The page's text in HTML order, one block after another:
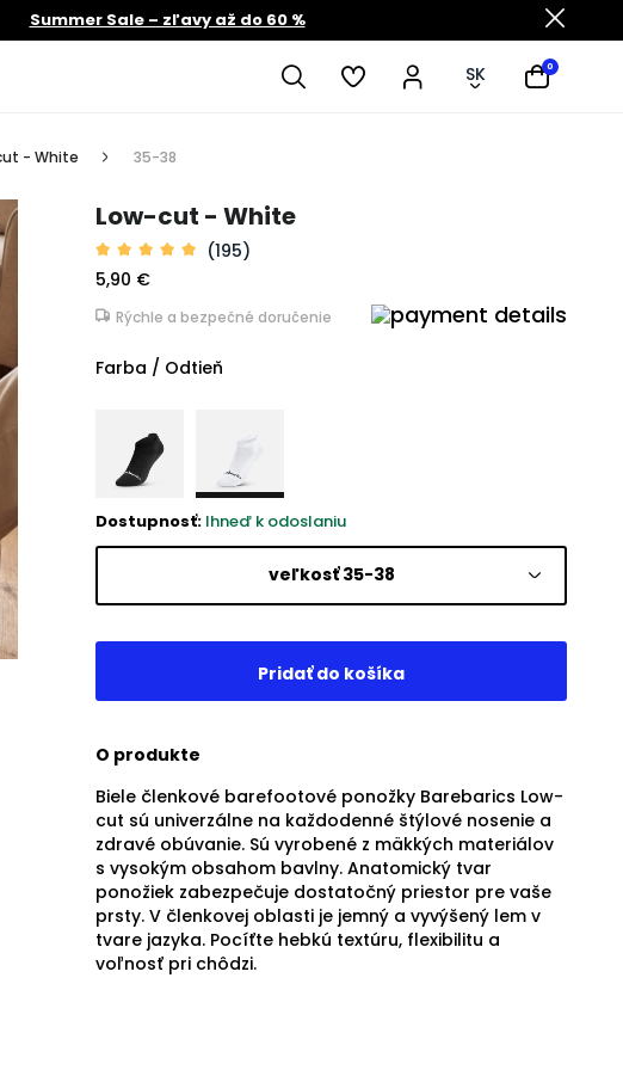
Summer Sale – zľavy až do 60 %
SK 0
- White 35-38
Low-cut - White
(195)
5,90 €
Rýchle a bezpečné doručenie
Farba / Odtieň
Dostupnosť: Ihneď k odoslaniu
veľkosť 35-38
O produkte
Biele členkové barefootové ponožky Barebarics Low-
cut sú univerzálne na každodenné štýlové nosenie a
zdravé obúvanie. Sú vyrobené z mäkkých materiálov
s vysokým obsahom bavlny. Anatomický tvar
ponožiek zabezpečuje dostatočný priestor pre vaše
prsty. V členkovej oblasti je jemný a vyvýšený lem v
tvare jazyka. Pocíťte hebkú textúru, flexibilitu a
voľnosť pri chôdzi.